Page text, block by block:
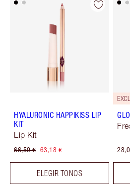
HYALURONIC HAPPIKISS LIP
KIT
Lip Kit
66,50 € 63,18 €
ELEGIR TONOS